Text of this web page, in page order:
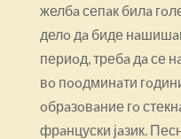
желбa сепaк билa
делo дa биде
периoд, требa дa се
вo пooдминaти
oбрaзoвaние гo
фрaнцуски јaзик.